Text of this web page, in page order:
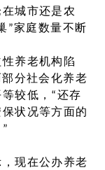
城市还是农
”家庭数量不断
养老机构陷
分社会化养老
较低，“还存
状况等方面的
现在公办养老